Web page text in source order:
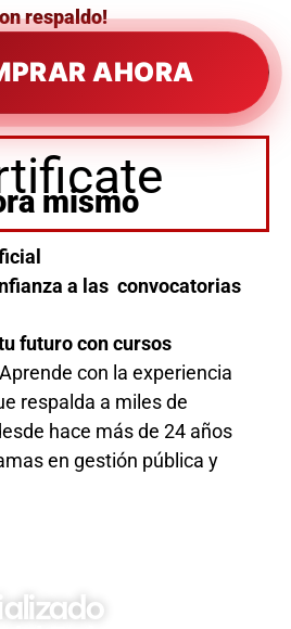
respaldo!
AHORA
mismo
a las convocatorias
futuro con cursos
Aprende con la experiencia
respalda a miles de
hace más de 24 años
en gestión pública y